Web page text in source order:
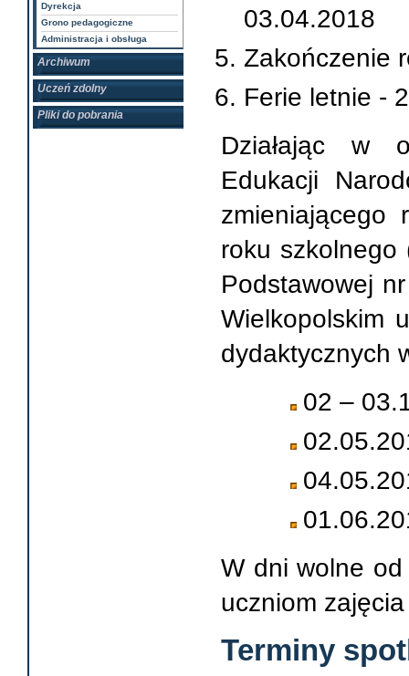
Dyrekcja
Grono pedagogiczne
Administracja i obsługa
Archiwum
Uczeń zdolny
Pliki do pobrania
03.04.2018
Zakończenie
Ferie letnie -
Działając w
Edukacji
zmieniającego
roku szkolnego
Podstawowej
Wielkopolskim
dydaktycznych
02 –
W dni wolne od
uczniom
Terminy